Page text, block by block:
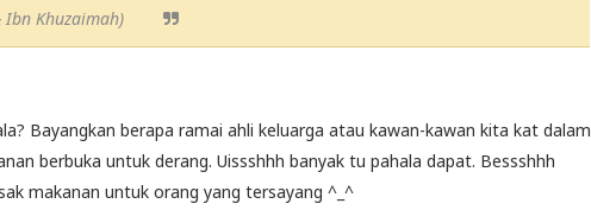
Ibn Khuzaimah)
Bayangkan berapa ramai ahli keluarga atau kawan-kawan kita kat dalam
berbuka untuk derang. Uissshhh banyak tu pahala dapat. Bessshhh
makanan untuk orang yang tersayang ^_^